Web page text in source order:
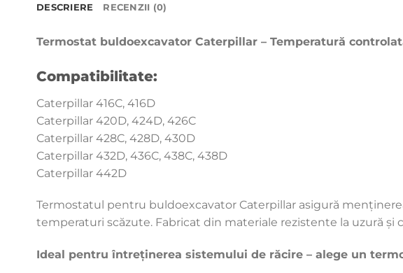
DESCRIERE RECENZII (0)
Termostat buldoexcavator Caterpillar – Temperatură
Compatibilitate:
Caterpillar 416C, 416D
Caterpillar 420D, 424D, 426C
Caterpillar 428C, 428D, 430D
Caterpillar 432D, 436C, 438C, 438D
Caterpillar 442D
Termostatul pentru buldoexcavator Caterpillar asigură
temperaturi scăzute. Fabricat din materiale rezistente la uzură
Ideal pentru întreținerea sistemului de răcire – alege un